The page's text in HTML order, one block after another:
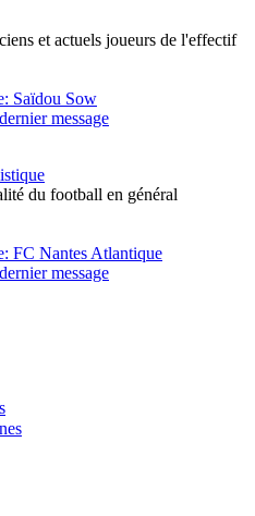
et actuels joueurs de l'effectif
Saïdou Sow
message
du football en général
FC Nantes Atlantique
message